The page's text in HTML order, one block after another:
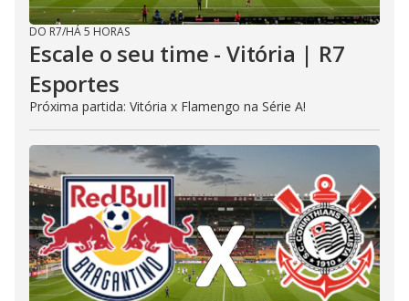
DO R7/HÁ 5 HORAS
Escale o seu time - Vitória | R7
Esportes
Próxima partida: Vitória x Flamengo na Série A!